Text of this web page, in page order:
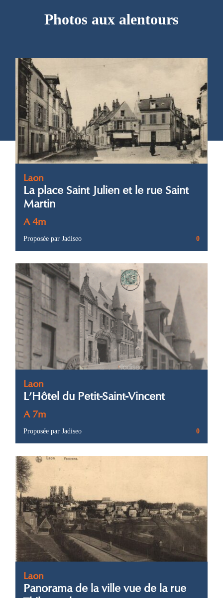
Photos aux alentours
Laon
La place Saint Julien et le rue Saint
Martin
A 4m
Proposée par Jadiseo 0
Laon
L’Hôtel du Petit-Saint-Vincent
A 7m
Proposée par Jadiseo 0
Laon
Panorama de la ville vue de la rue